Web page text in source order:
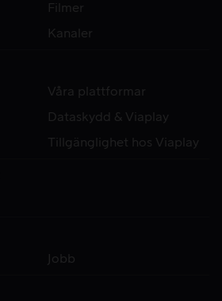
Filmer
Kanaler
Våra plattformar
Dataskydd & Viaplay
Tillgänglighet hos Viaplay
Jobb